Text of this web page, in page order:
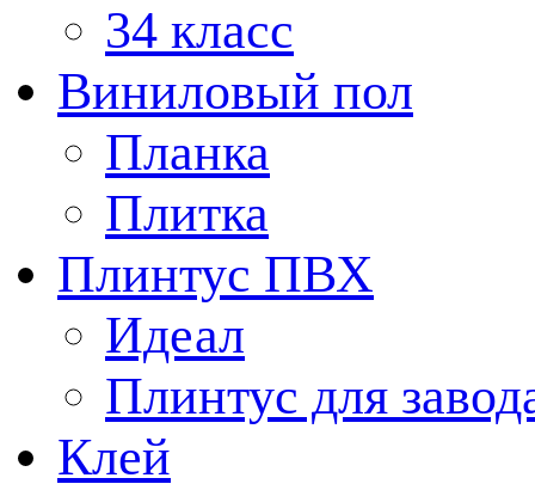
34 класс
Виниловый пол
Планка
Плитка
Плинтус ПВХ
Идеал
Плинтус для
Клей